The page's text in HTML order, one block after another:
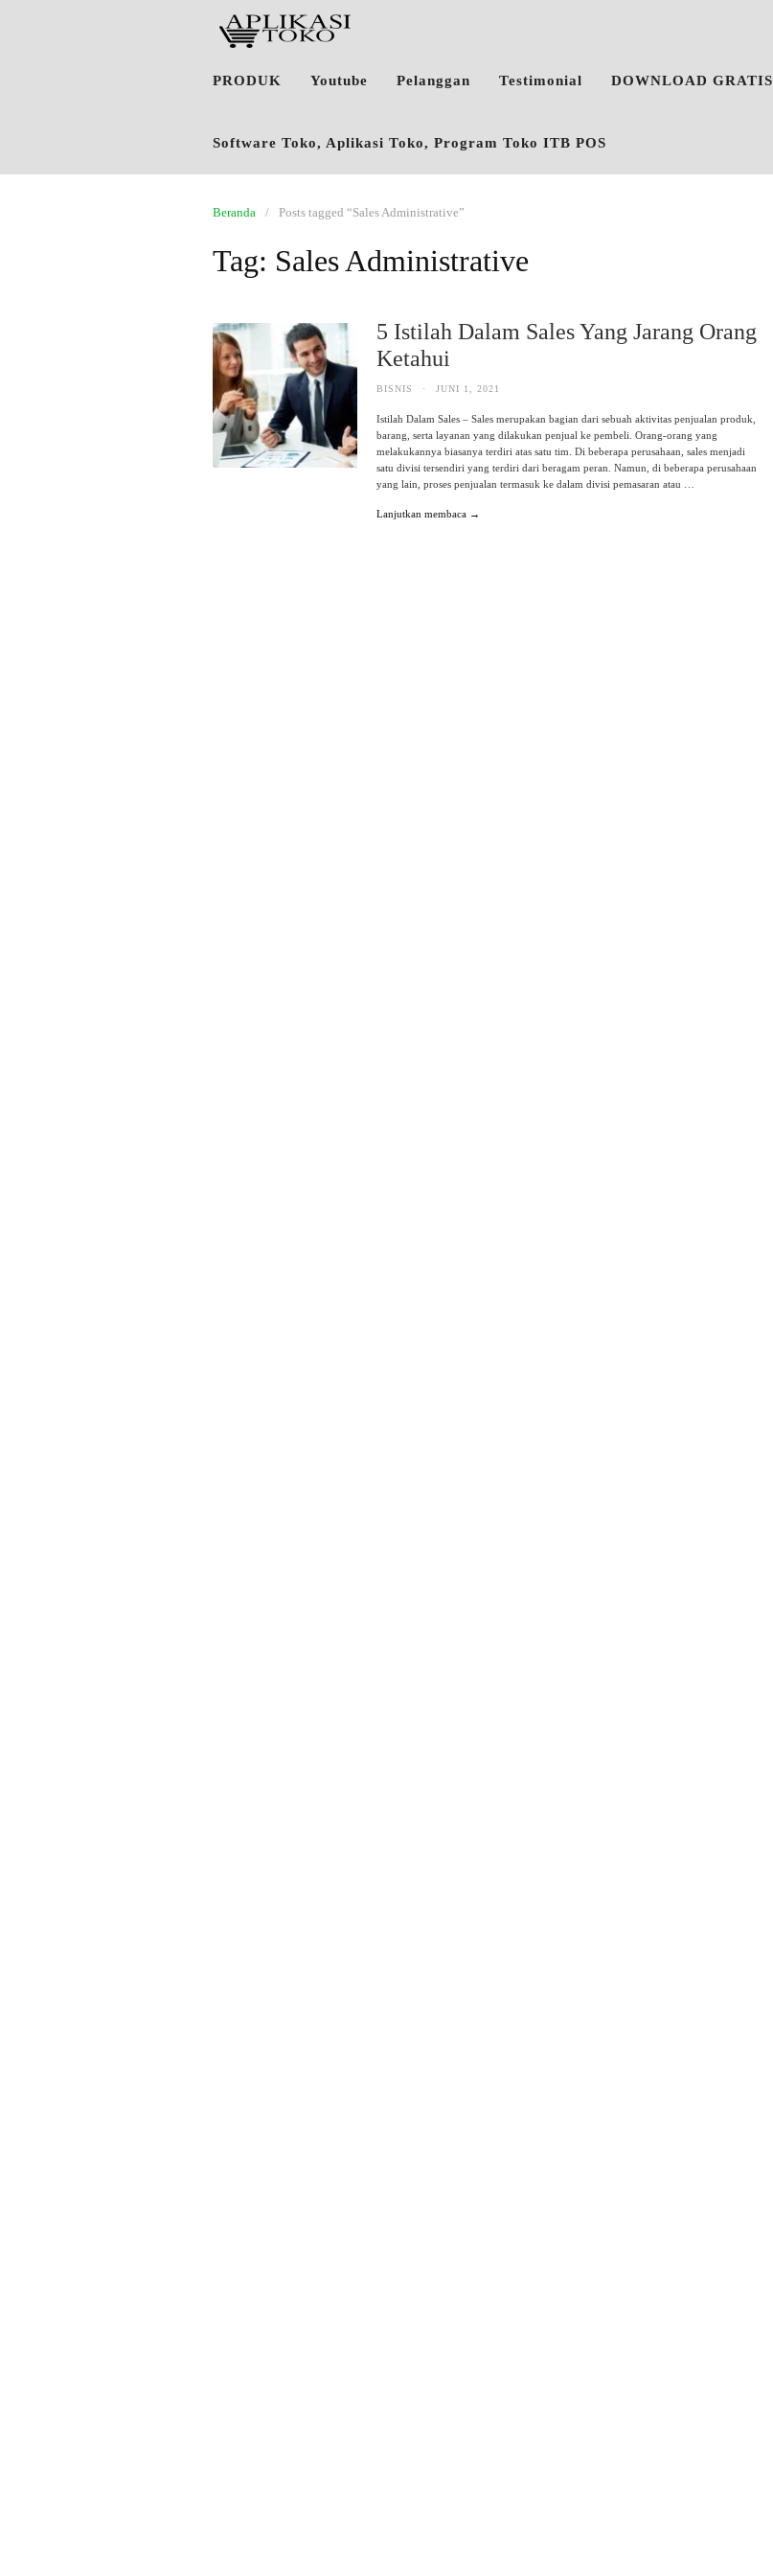
PRODUK Youtube Pelanggan Testimonial DOWNLOAD GRATIS
Software Toko, Aplikasi Toko, Program Toko ITB POS
Beranda Posts tagged “Sales Administrative”
Tag: Sales Administrative
5 Istilah Dalam Sales Yang Jarang Orang
Ketahui
BISNIS · JUNI 1, 2021
Istilah Dalam Sales – Sales merupakan bagian dari sebuah aktivitas penjualan produk,
barang, serta layanan yang dilakukan penjual ke pembeli. Orang-orang yang
melakukannya biasanya terdiri atas satu tim. Di beberapa perusahaan, sales menjadi
satu divisi tersendiri yang terdiri dari beragam peran. Namun, di beberapa perusahaan
yang lain, proses penjualan termasuk ke dalam divisi pemasaran atau …
Lanjutkan membaca →